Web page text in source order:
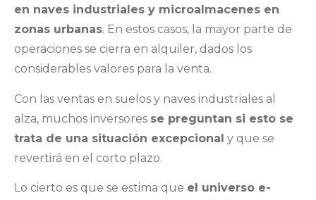
en naves industriales y microalmacenes en
zonas urbanas. En estos casos, la mayor parte de
operaciones se cierra en alquiler, dados los
considerables valores para la venta.
Con las ventas en suelos y naves industriales al
alza, muchos inversores se preguntan si esto se
trata de una situación excepcional y que se
revertirá en el corto plazo.
Lo cierto es que se estima que el universo e-